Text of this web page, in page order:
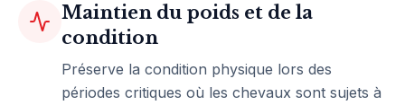
Maintien du poids et de la
condition
Préserve la condition physique lors des
périodes critiques où les chevaux sont sujets à